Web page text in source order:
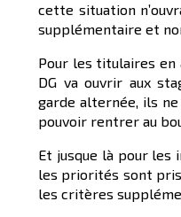
cette situation
supplémentaire et
Pour les titulaires en
DG va ouvrir aux
garde alternée, ils
pouvoir rentrer au
Et jusque là pour les
les priorités sont
les critères